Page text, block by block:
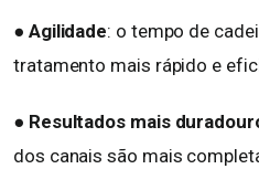
● Agilidade: o tempo de
tratamento mais rápido e
● Resultados mais
dos canais são mais